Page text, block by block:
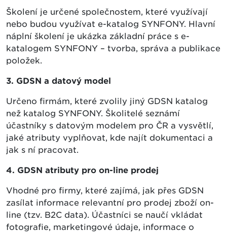
Školení je určené společnostem, které využívají
nebo budou využívat e-katalog SYNFONY. Hlavní
náplní školení je ukázka základní práce s e-
katalogem SYNFONY – tvorba, správa a publikace
položek.
3. GDSN a datový model
Určeno firmám, které zvolily jiný GDSN katalog
než katalog SYNFONY. Školitelé seznámí
účastníky s datovým modelem pro ČR a vysvětlí,
jaké atributy vyplňovat, kde najít dokumentaci a
jak s ní pracovat.
4. GDSN atributy pro on-line prodej
Vhodné pro firmy, které zajímá, jak přes GDSN
zasílat informace relevantní pro prodej zboží on-
line (tzv. B2C data). Účastníci se naučí vkládat
fotografie, marketingové údaje, informace o